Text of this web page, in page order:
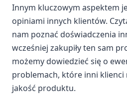
Innym kluczowym aspektem
opiniami innych klientów.
nam poznać doświadczenia
wcześniej zakupiły ten sam
możemy dowiedzieć się o
problemach, które inni klienci
jakość produktu.